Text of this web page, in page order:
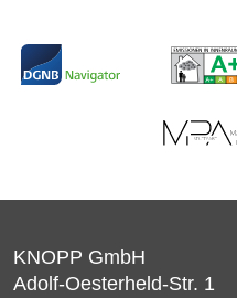
KNOPP GmbH
Adolf-Oesterheld-Str. 1